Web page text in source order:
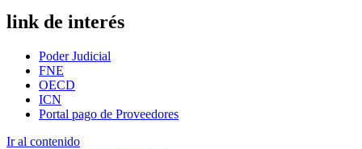
link de interés
Poder Judicial
FNE
OECD
ICN
Portal pago de Proveedores
Ir al contenido